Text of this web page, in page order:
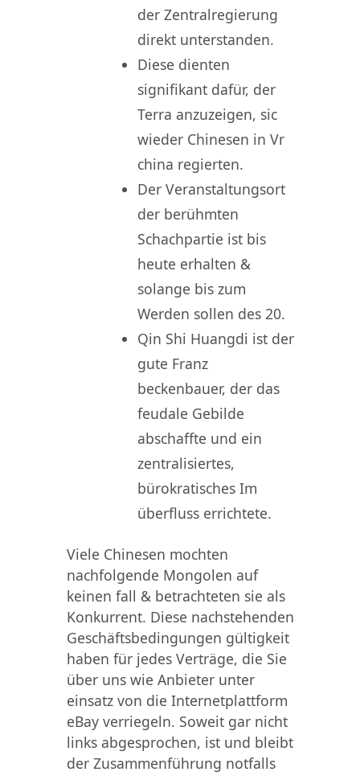
der Zentralregierung
direkt unterstanden.
Diese dienten
signifikant dafür, der
Terra anzuzeigen, sic
wieder Chinesen in Vr
china regierten.
Der Veranstaltungsort
der berühmten
Schachpartie ist bis
heute erhalten &
solange bis zum
Werden sollen des 20.
Qin Shi Huangdi ist der
gute Franz
beckenbauer, der das
feudale Gebilde
abschaffte und ein
zentralisiertes,
bürokratisches Im
überfluss errichtete.
Viele Chinesen mochten
nachfolgende Mongolen auf
keinen fall & betrachteten sie als
Konkurrent. Diese nachstehenden
Geschäftsbedingungen gültigkeit
haben für jedes Verträge, die Sie
über uns wie Anbieter unter
einsatz von die Internetplattform
eBay verriegeln. Soweit gar nicht
links abgesprochen, ist und bleibt
der Zusammenführung notfalls